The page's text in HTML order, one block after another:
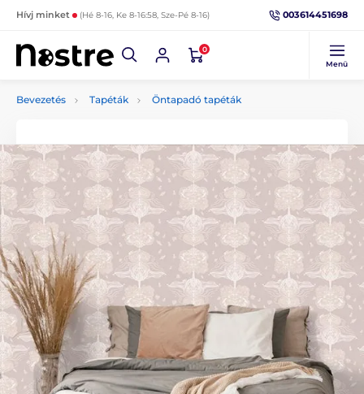
Hívj minket (Hé 8-16, Ke 8-16:58, Sze-Pé 8-16) 003614451698
0
Menü
Bevezetés Tapéták Öntapadó tapéták